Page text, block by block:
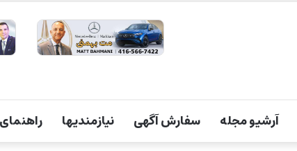
آرشیو مجله سفارش آگهی نیازمندیها